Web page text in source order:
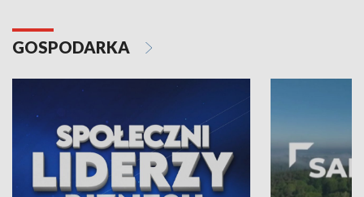
GOSPODARKA